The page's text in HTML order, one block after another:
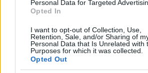
Personal Data for Targeted
Opted In
I want to opt-out of Collection, Use,
Retention, Sale, and/or Sharing of
Personal Data that Is Unrelated with
Purposes for which it was collected.
Opted Out
Protocolos de seguridad
consejos para fotografiar
Un eclipse solar es un espectáculo natural